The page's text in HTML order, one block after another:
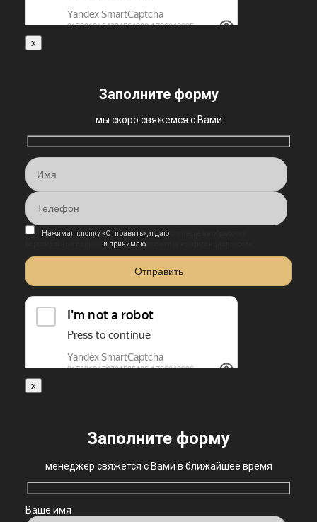
x
Заполните форму
мы скоро свяжемся с Вами
Нажимая кнопку «Отправить», я даю
и принимаю
x
Заполните форму
менеджер свяжется с Вами в ближайшее время
Ваше имя